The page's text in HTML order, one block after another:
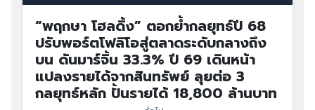
“พฤกษา โฮลดิ้ง” ตอกย้ำกลยุทธ์ปี 68
ปรับพอร์ตโฟลิโอสู่ตลาดระดับกลางถึง
บน ดันมาร์จิ้น 33.3% ปี 69 เดินหน้า
แปลงรายได้จากสินทรัพย์ ลุยต่อ 3
กลยุทธ์หลัก ปั้นรายได้ 18,800 ล้านบาท